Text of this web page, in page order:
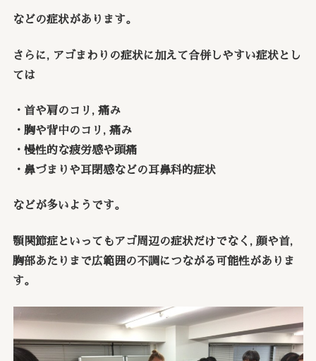
などの症状があります。
さらに, アゴまわりの症状に加えて合併しやすい症状とし
ては
・首や肩のコリ, 痛み
・胸や背中のコリ, 痛み
・慢性的な疲労感や頭痛
・鼻づまりや耳閉感などの耳鼻科的症状
などが多いようです。
顎関節症といってもアゴ周辺の症状だけでなく, 顔や首,
胸部あたりまで広範囲の不調につながる可能性がありま
す。